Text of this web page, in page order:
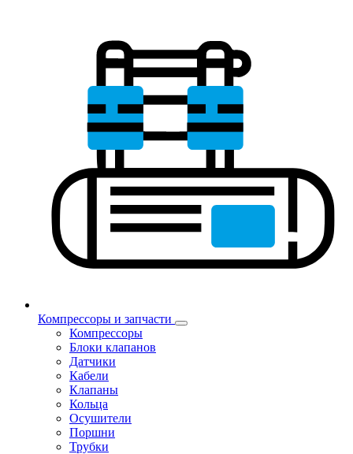
Компрессоры и запчасти
Компрессоры
Блоки клапанов
Датчики
Кабели
Клапаны
Кольца
Осушители
Поршни
Трубки